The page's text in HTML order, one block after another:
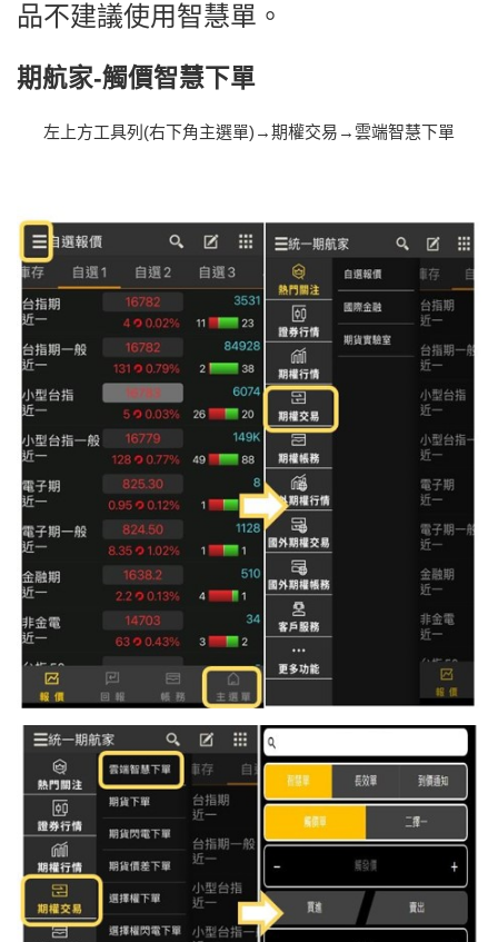
品不建議使用智慧單。
期航家-觸價智慧下單
左上方工具列(右下角主選單)→期權交易→雲端智慧下單